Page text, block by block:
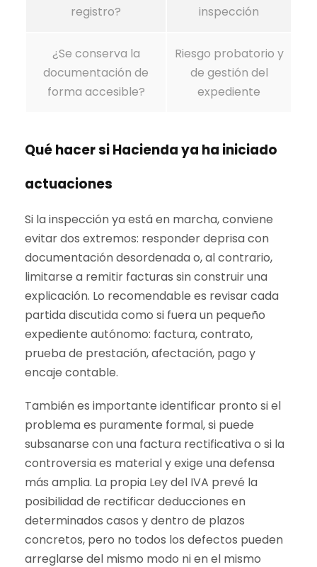
registro?
inspección
¿Se conserva la
documentación de
forma accesible?
Riesgo probatorio y
de gestión del
expediente
Qué hacer si Hacienda ya ha iniciado
actuaciones
Si la inspección ya está en marcha, conviene
evitar dos extremos: responder deprisa con
documentación desordenada o, al contrario,
limitarse a remitir facturas sin construir una
explicación. Lo recomendable es revisar cada
partida discutida como si fuera un pequeño
expediente autónomo: factura, contrato,
prueba de prestación, afectación, pago y
encaje contable.
También es importante identificar pronto si el
problema es puramente formal, si puede
subsanarse con una factura rectificativa o si la
controversia es material y exige una defensa
más amplia. La propia Ley del IVA prevé la
posibilidad de rectificar deducciones en
determinados casos y dentro de plazos
concretos, pero no todos los defectos pueden
arreglarse del mismo modo ni en el mismo